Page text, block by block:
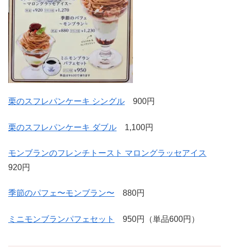
栗のスフレパンケーキ シングル 900円
栗のスフレパンケーキ ダブル 1,100円
モンブランのフレンチトースト マロングラッセアイス
920円
季節のパフェ〜モンブラン〜 880円
ミニモンブランパフェセット 950円（単品600円）